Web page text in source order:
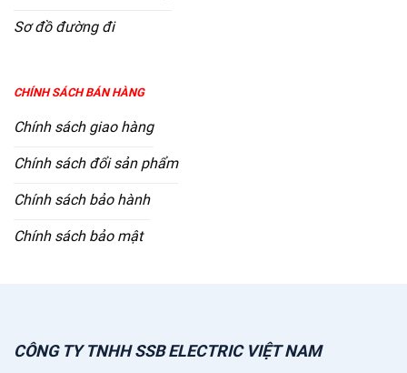
Sơ đồ đường đi
CHÍNH SÁCH BÁN HÀNG
Chính sách giao hàng
Chính sách đổi sản phẩm
Chính sách bảo hành
Chính sách bảo mật
CÔNG TY TNHH SSB ELECTRIC VIỆT NAM